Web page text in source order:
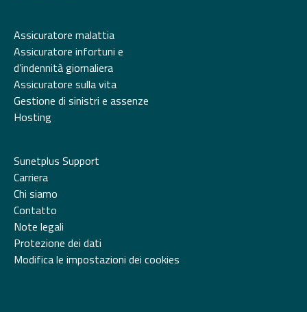
Assicuratore malattia
Assicuratore infortuni e
d’indennità giornaliera
Assicuratore sulla vita
Gestione di sinistri e assenze
Hosting
Sunetplus Support
Carriera
Chi siamo
Contatto
Note legali
Protezione dei dati
Modifica le impostazioni dei cookies